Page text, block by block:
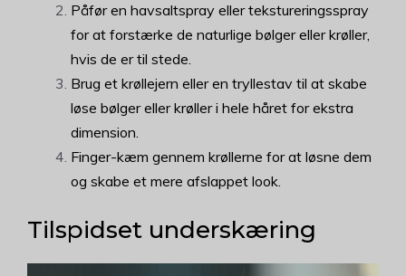
Påfør en havsaltspray eller tekstureringsspray
for at forstærke de naturlige bølger eller krøller,
hvis de er til stede.
Brug et krøllejern eller en tryllestav til at skabe
løse bølger eller krøller i hele håret for ekstra
dimension.
Finger-kæm gennem krøllerne for at løsne dem
og skabe et mere afslappet look.
Tilspidset underskæring